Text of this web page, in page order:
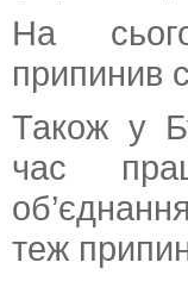
На
припинив
Також у
час
теж